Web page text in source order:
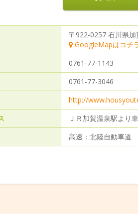
〒922-0257 石川県
GoogleMapはコチ
0761-77-1143
0761-77-3046
http://
ＪＲ加賀温泉駅より
高速：北陸自動車道